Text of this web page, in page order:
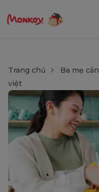
Trang chủ Ba mẹ
việt